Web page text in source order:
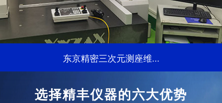
东京精密三次元测座维...
...
选择精丰仪器的六大优势